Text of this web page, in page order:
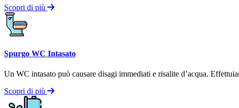
Scopri di più
Spurgo WC Intasato
Un WC intasato può causare disagi immediati e risalite d’acqua.
Scopri di più